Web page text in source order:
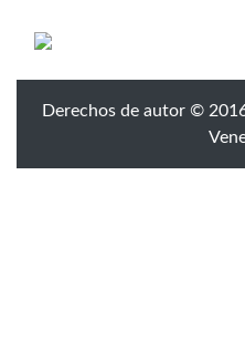
Derechos de autor ©